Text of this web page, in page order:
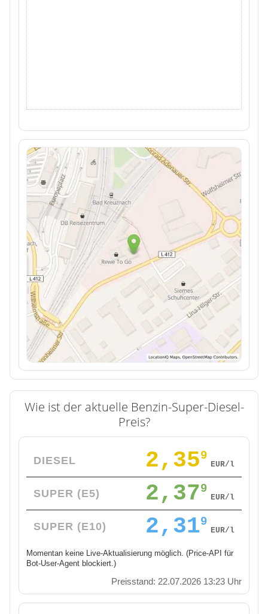
Wie ist der aktuelle Benzin-Super-Diesel-
Preis?
DIESEL 2,359
EUR/l
SUPER (E5) 2,379
EUR/l
SUPER (E10) 2,319
EUR/l
Momentan keine Live-Aktualisierung möglich. (Price-API für
Bot-User-Agent blockiert.)
Preisstand: 22.07.2026 13:23 Uhr